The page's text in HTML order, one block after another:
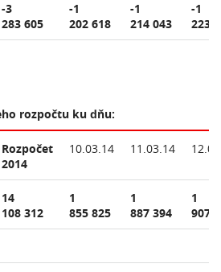
-3
283 605
-1
202 618
-1
214 043
-1
223
rozpočtu ku dňu:
Rozpočet
2014
10.03.14 11.03.14
14
108 312
1
855 825
1
887 394
1
907